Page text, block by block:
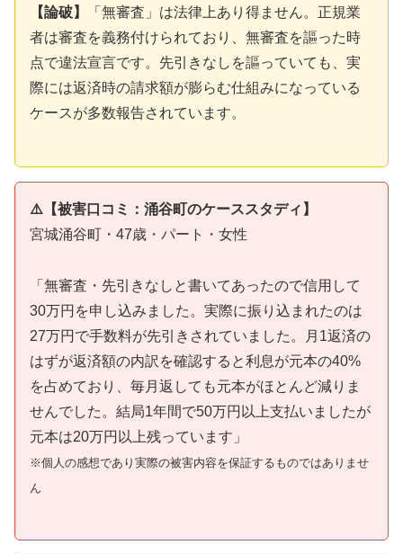
【論破】
「無審査」は法律上あり得ません。正規業
者は審査を義務付けられており、無審査を謳った時
点で違法宣言です。先引きなしを謳っていても、実
際には返済時の請求額が膨らむ仕組みになっている
ケースが多数報告されています。
⚠️【被害口コミ：涌谷町のケーススタディ】
宮城涌谷町・47歳・パート・女性
「無審査・先引きなしと書いてあったので信用して
30万円を申し込みました。実際に振り込まれたのは
27万円で手数料が先引きされていました。月1返済の
はずが返済額の内訳を確認すると利息が元本の40%
を占めており、毎月返しても元本がほとんど減りま
せんでした。結局1年間で50万円以上支払いましたが
元本は20万円以上残っています」
※個人の感想であり実際の被害内容を保証するものではありませ
ん